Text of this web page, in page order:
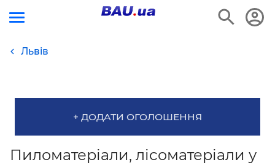
Львів
+ ДОДАТИ ОГОЛОШЕННЯ
Пиломатеріали, лісоматеріали у